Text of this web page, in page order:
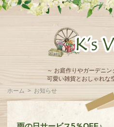
～ お庭作りやガーデニ
可愛い雑貨とおしゃれな
ホーム > お知らせ